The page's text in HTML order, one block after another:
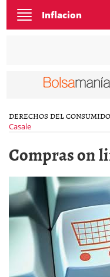
Toggle
navigation
Inflacion
DERECHOS DEL
Casale
Compras on